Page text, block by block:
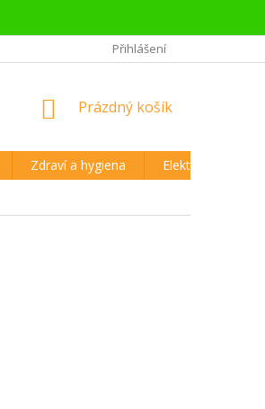
REKLAMAČNÍ ŘÁD A VRÁCENÍ ZBOŽÍ
Přihlášení
NÁKUPNÍ
Prázdný košík
Zdraví a hygiena Elektronika